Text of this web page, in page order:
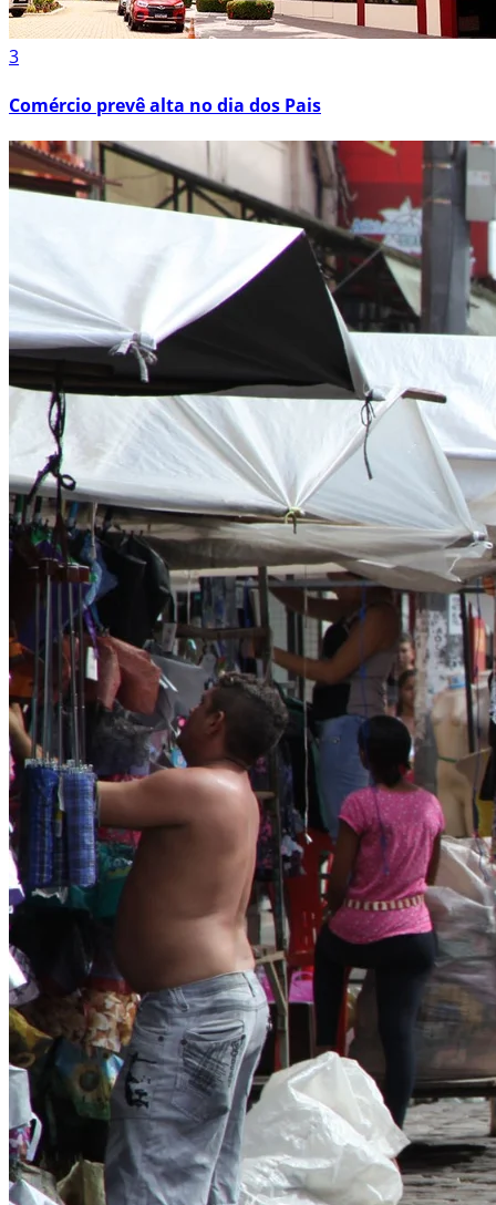
3
Comércio prevê alta no dia dos Pais